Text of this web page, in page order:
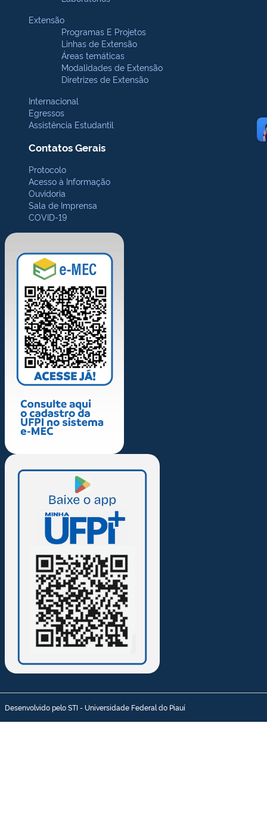
Extensão
Programas E Projetos
Linhas de Extensão
Áreas temáticas
Modalidades de Extensão
Diretrizes de Extensão
Internacional
Egressos
Assistência Estudantil
Contatos Gerais
Protocolo
Acesso à Informação
Ouvidoria
Sala de Imprensa
COVID-19
Desenvolvido pelo STI - Universidade Federal do Piauí